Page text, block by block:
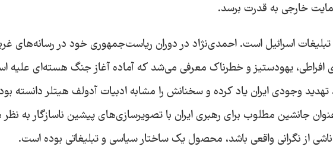
خارجی به قدرت برسد.
اسرائیل است. احمدی‌نژاد در دوران ریاست‌جمهوری خود در رسانه‌های
افراطی، یهودستیز و خطرناک معرفی می‌شد که آماده آغاز جنگ هسته‌ای علیه
تهدید وجودی ایران یاد کرده و سخنانش را مشابه ادبیات آدولف هیتلر دانسته
جانشین مطلوب برای رهبری ایران با تصویرسازی‌های پیشین ناسازگار به
از نگرانی واقعی باشد، محصول یک ساختار سیاسی و تبلیغاتی بوده است.